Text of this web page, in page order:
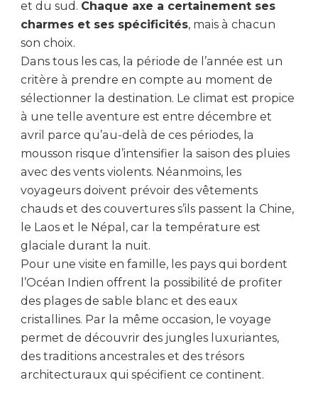
et du sud. Chaque axe a certainement ses
charmes et ses spécificités, mais à chacun
son choix.
Dans tous les cas, la période de l’année est un
critère à prendre en compte au moment de
sélectionner la destination. Le climat est propice
à une telle aventure est entre décembre et
avril parce qu’au-delà de ces périodes, la
mousson risque d’intensifier la saison des pluies
avec des vents violents. Néanmoins, les
voyageurs doivent prévoir des vêtements
chauds et des couvertures s’ils passent la Chine,
le Laos et le Népal, car la température est
glaciale durant la nuit.
Pour une visite en famille, les pays qui bordent
l’Océan Indien offrent la possibilité de profiter
des plages de sable blanc et des eaux
cristallines. Par la même occasion, le voyage
permet de découvrir des jungles luxuriantes,
des traditions ancestrales et des trésors
architecturaux qui spécifient ce continent.